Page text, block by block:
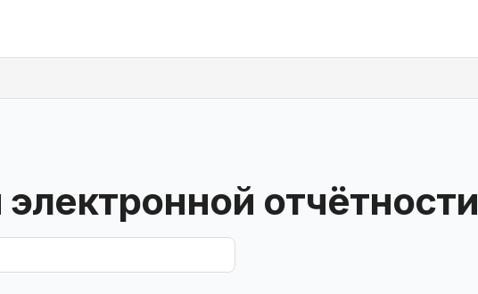
электронной отчётности